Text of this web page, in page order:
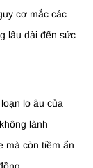
cơ mắc các
lâu dài đến sức
lo âu của
lành
mà còn tiềm ẩn